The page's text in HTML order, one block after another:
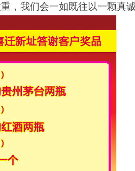
，我们会一如既往以一颗真